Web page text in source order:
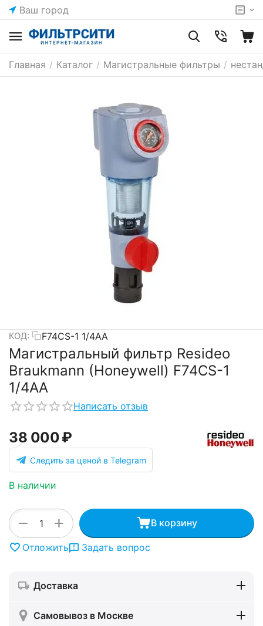
Ваш город
Главная / Каталог / Магистральные фильтры /
КОД: F74CS-1 1/4AA
Магистральный фильтр Resideo
Braukmann (Honeywell) F74CS-1
1/4AA
Написать отзыв
38 000₽
Следить за ценой в Telegram
В наличии
+
− В корзину
Отложить Задать вопрос
Доставка
Самовывоз в Москве